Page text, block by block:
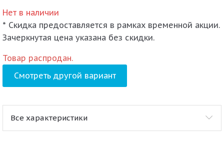
Нет в наличии
* Скидка предоставляется в рамках временной акции.
Зачеркнутая цена указана без скидки.
Товар распродан.
Смотреть другой вариант
Все характеристики